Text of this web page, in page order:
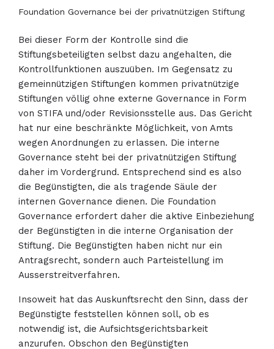
Foundation Governance bei der privatnützigen Stiftung
Bei dieser Form der Kontrolle sind die
Stiftungsbeteiligten selbst dazu angehalten, die
Kontrollfunktionen auszuüben. Im Gegensatz zu
gemeinnützigen Stiftungen kommen privatnützige
Stiftungen völlig ohne externe Governance in Form
von STIFA und/oder Revisionsstelle aus. Das Gericht
hat nur eine beschränkte Möglichkeit, von Amts
wegen Anordnungen zu erlassen. Die interne
Governance steht bei der privatnützigen Stiftung
daher im Vordergrund. Entsprechend sind es also
die Begünstigten, die als tragende Säule der
internen Governance dienen. Die Foundation
Governance erfordert daher die aktive Einbeziehung
der Begünstigten in die interne Organisation der
Stiftung. Die Begünstigten haben nicht nur ein
Antragsrecht, sondern auch Parteistellung im
Ausserstreitverfahren.
Insoweit hat das Auskunftsrecht den Sinn, dass der
Begünstigte feststellen können soll, ob es
notwendig ist, die Aufsichtsgerichtsbarkeit
anzurufen. Obschon den Begünstigten